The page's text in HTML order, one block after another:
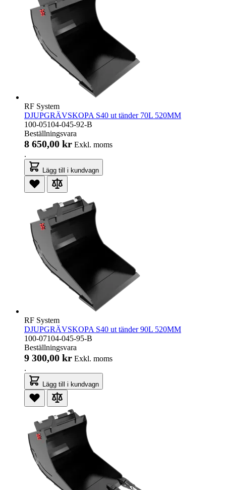
RF System
DJUPGRÄVSKOPA S40 ut tänder 70L 520MM
100-05104-045-92-B
Beställningsvara
8 650,00 kr Exkl. moms
.
Lägg till i kundvagn
RF System
DJUPGRÄVSKOPA S40 ut tänder 90L 520MM
100-07104-045-95-B
Beställningsvara
9 300,00 kr Exkl. moms
.
Lägg till i kundvagn